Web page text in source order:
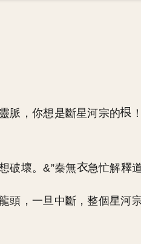
脈，你想是斷星河宗的
破壞。&”秦無 急忙解釋
頭，一旦中斷，整個星河